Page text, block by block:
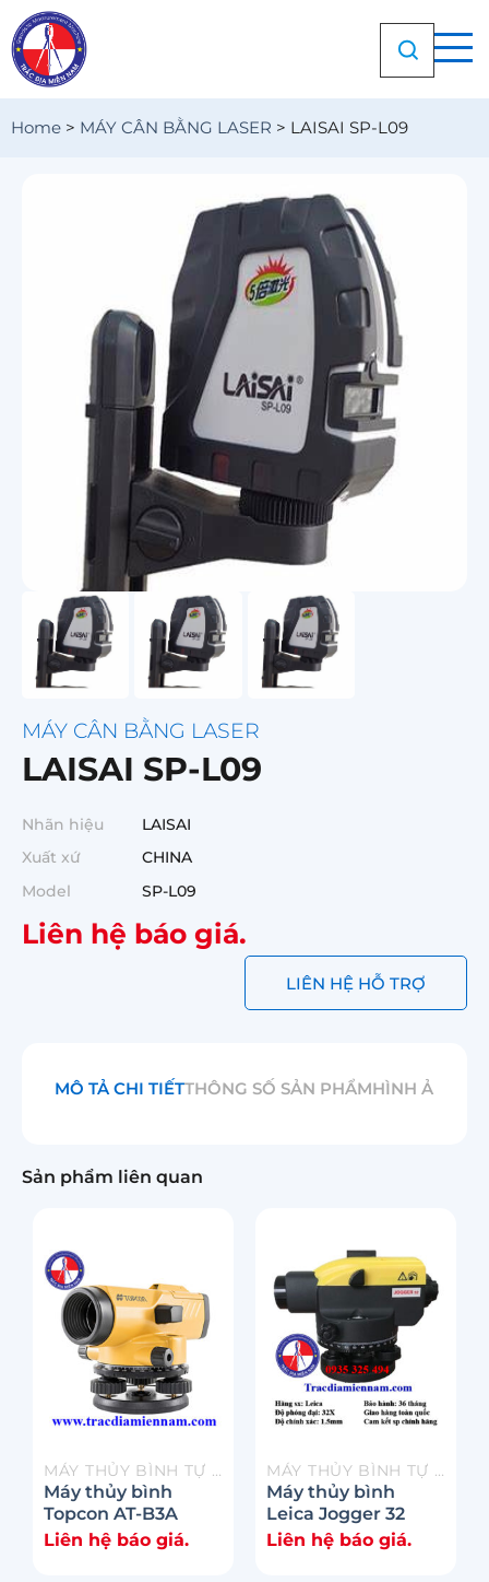
Chuyển
đến
nội
dung
Home > MÁY CÂN BẰNG LASER > LAISAI SP-L09
MÁY CÂN BẰNG LASER
LAISAI SP-L09
Nhãn hiệu
LAISAI
Xuất xứ
CHINA
Model
SP-L09
Liên hệ báo giá.
LIÊN HỆ HỖ TRỢ
MÔ TẢ CHI TIẾTTHÔNG SỐ SẢN PHẨMHÌNH ẢNH
Sản phẩm liên quan
MÁY THỦY BÌNH TỰ ĐỘNG
Máy thủy bình
Topcon AT-B3A
Liên hệ báo giá.
MÁY THỦY BÌNH TỰ ĐỘNG
Máy thủy bình
Leica Jogger 32
Liên hệ báo giá.